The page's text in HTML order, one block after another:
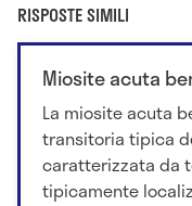
RISPOSTE SIMILI
Miosite acuta
La miosite acuta
transitoria tipica
caratterizzata da
tipicamente